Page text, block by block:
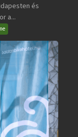
és
a...